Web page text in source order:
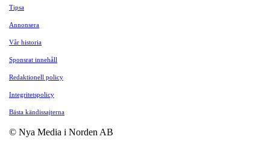
Tipsa
Annonsera
Vår historia
Sponsrat innehåll
Redaktionell policy
Integritetspolicy
Bästa kändissajterna
© Nya Media i Norden AB